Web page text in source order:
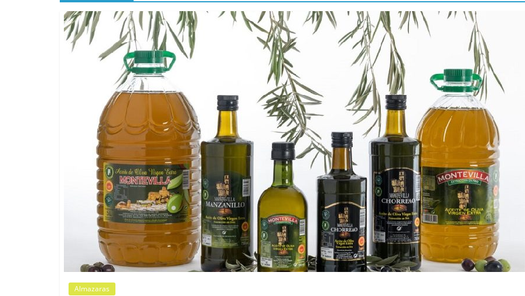
Almazaras
Panaderías
Panadería Artesana Diego
Fernández e hijos
Granada Sabor
Almazaras
Conde de Benalúa
15/02/2023 Granada Sabor